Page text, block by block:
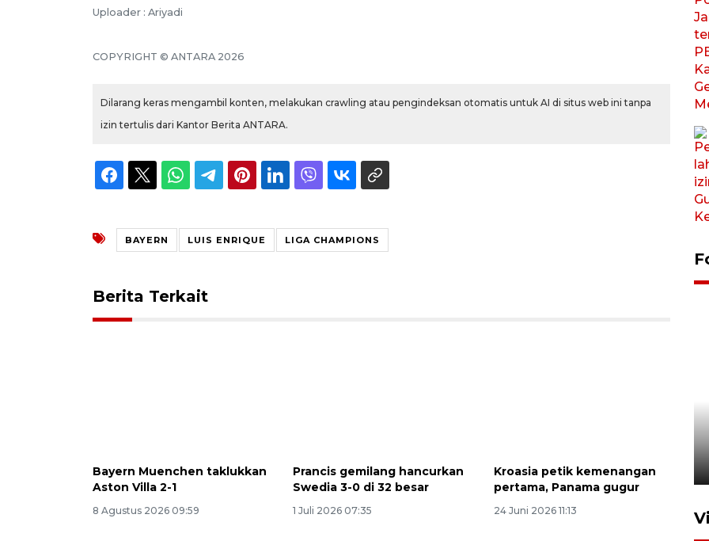
Uploader : Ariyadi
COPYRIGHT © ANTARA 2026
Dilarang keras mengambil konten, melakukan crawling atau pengindeksan otomatis untuk AI di situs web ini tanpa
izin tertulis dari Kantor Berita ANTARA.
BAYERN LUIS ENRIQUE LIGA CHAMPIONS
Berita Terkait
Bayern Muenchen taklukkan
Aston Villa 2-1
8 Agustus 2026 09:59
Prancis gemilang hancurkan
Swedia 3-0 di 32 besar
1 Juli 2026 07:35
Kroasia petik kemenangan
pertama, Panama gugur
24 Juni 2026 11:13
4 Agustus 2026 11:37